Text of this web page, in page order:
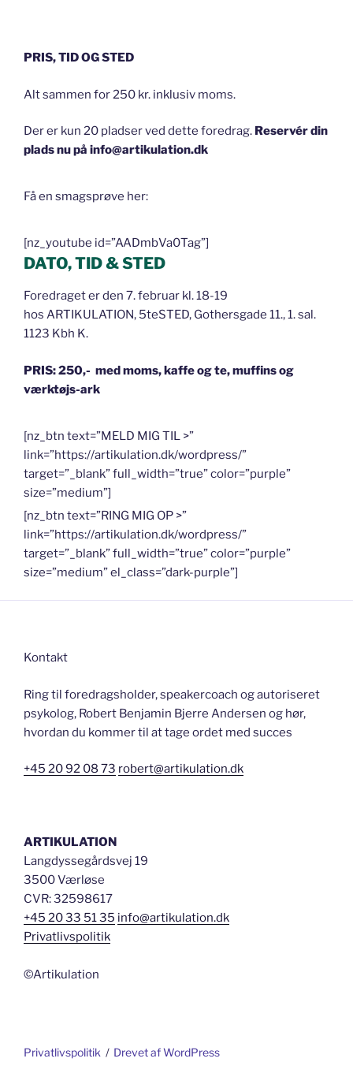
PRIS, TID OG STED
Alt sammen for 250 kr. inklusiv moms.
Der er kun 20 pladser ved dette foredrag. Reservér din
plads nu på info@artikulation.dk
Få en smagsprøve her:
[nz_youtube id=”AADmbVa0Tag”]
DATO, TID & STED
Foredraget er den 7. februar kl. 18-19
hos ARTIKULATION, 5teSTED, Gothersgade 11., 1. sal.
1123 Kbh K.
PRIS: 250,- med moms, kaffe og te, muffins og
værktøjs-ark
[nz_btn text=”MELD MIG TIL >”
link=”https://artikulation.dk/wordpress/”
target=”_blank” full_width=”true” color=”purple”
size=”medium”]
[nz_btn text=”RING MIG OP >”
link=”https://artikulation.dk/wordpress/”
target=”_blank” full_width=”true” color=”purple”
size=”medium” el_class=”dark-purple”]
Kontakt
Ring til foredragsholder, speakercoach og autoriseret
psykolog, Robert Benjamin Bjerre Andersen og hør,
hvordan du kommer til at tage ordet med succes
+45 20 92 08 73 robert@artikulation.dk
ARTIKULATION
Langdyssegårdsvej 19
3500 Værløse
CVR: 32598617
+45 20 33 51 35 info@artikulation.dk
Privatlivspolitik
©Artikulation
Privatlivspolitik Drevet af WordPress